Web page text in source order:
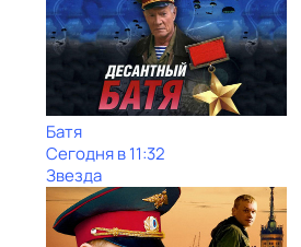
Батя
Сегодня в 11:32
Звезда